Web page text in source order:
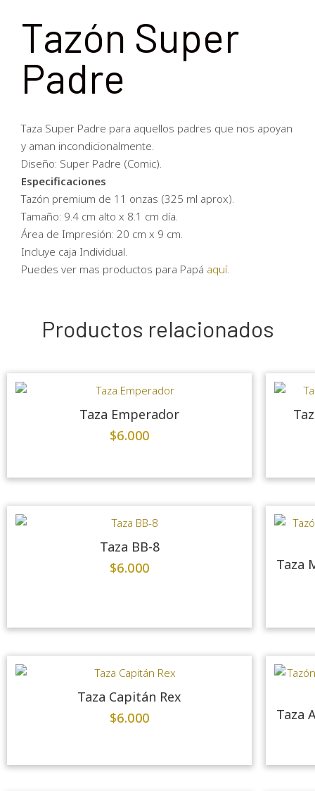
Tazón Super
Padre
Taza Super Padre para aquellos padres que nos apoyan
y aman incondicionalmente.
Diseño: Super Padre (Comic).
Especificaciones
Tazón premium de 11 onzas (325 ml aprox).
Tamaño: 9.4 cm alto x 8.1 cm día.
Área de Impresión: 20 cm x 9 cm.
Incluye caja Individual.
Puedes ver mas productos para Papá aquí.
Productos relacionados
Taza Emperador
$6.000
Taza BB-8
$6.000 Taza
Taza Capitán Rex
$6.000 Taza